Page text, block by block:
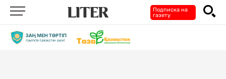
Подписка на
газету